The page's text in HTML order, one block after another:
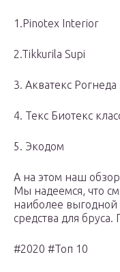
1.Pinotex Interior
2.Tikkurila Supi
3. Акватекс Рогнеда
4. Текс Биотекс
5. Экодом
А на этом наш
Мы надеемся, что
наиболее выгодной
средства для
#2020 #Топ 10